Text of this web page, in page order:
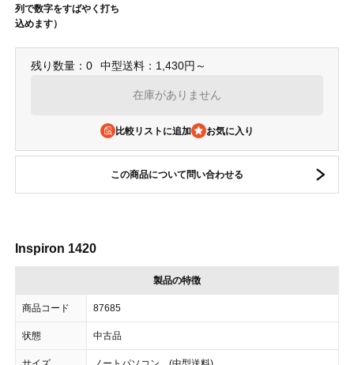
列で数字をすばやく打ち
込めます）
残り数量：0 中型送料：1,430円～
在庫がありません
比較リストに追加
この商品について問い合わせる
Inspiron 1420
製品の特徴
商品コード 87685
状態 中古品